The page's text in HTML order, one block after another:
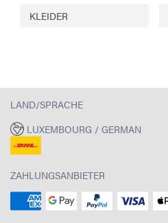
KLEIDER
LAND/SPRACHE
LUXEMBOURG / GERMAN
ZAHLUNGSANBIETER